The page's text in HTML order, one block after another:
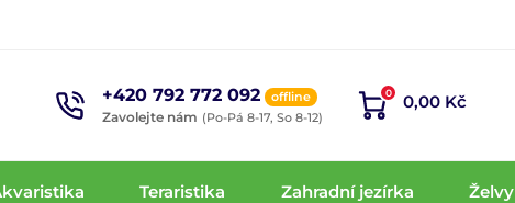
+420 792 772 092 offline
Zavolejte nám (Po-Pá 8-17, So 8-12)
0 0,00 Kč
Teraristika Zahradní jezírka Želvy